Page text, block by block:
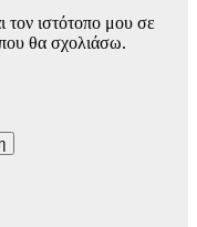
ιστότοπο μου σε
θα σχολιάσω.